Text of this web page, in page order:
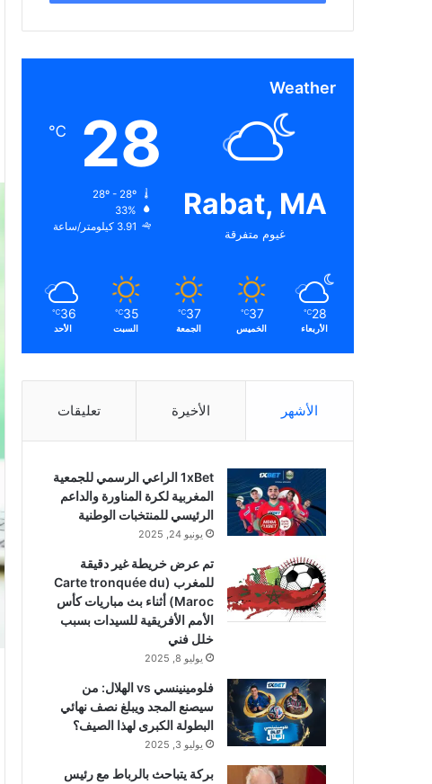
Weather
Rabat, MA
غيوم متفرقة
28
℃
33%
3.91 كيلومتر/ساعة
28
℃
الأربعاء
37
℃
الخميس
37
℃
الجمعة
35
℃
السبت
36
℃
الأحد
الأشهر الأخيرة تعليقات
1xBet الراعي الرسمي للجمعية
المغربية لكرة المناورة والداعم
الرئيسي للمنتخبات الوطنية
يونيو 24, 2025
تم عرض خريطة غير دقيقة
للمغرب (Carte tronquée du
Maroc) أثناء بث مباريات كأس
الأمم الأفريقية للسيدات بسبب
خلل فني
يوليو 8, 2025
فلومينينسي vs الهلال: من
سيصنع المجد ويبلغ نصف نهائي
البطولة الكبرى لهذا الصيف؟
يوليو 3, 2025
بركة يتباحث بالرباط مع رئيس